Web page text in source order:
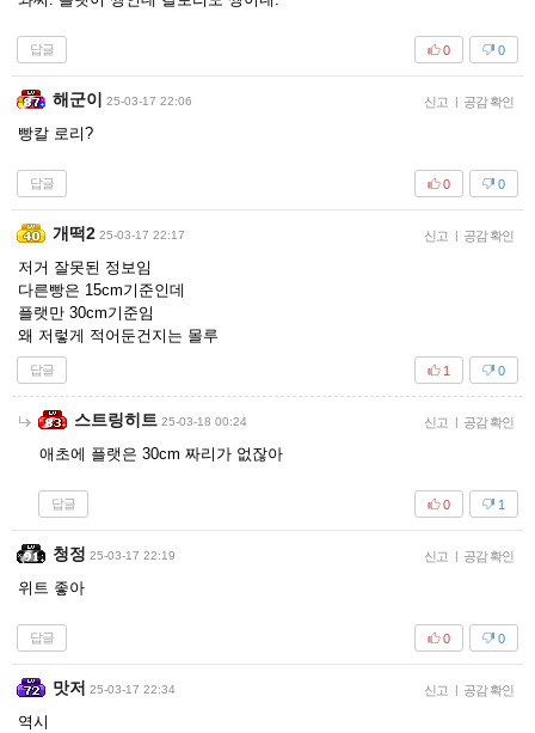
답글 0
0
해군이 25-03-17 22:06 신고 공감 확인
빵칼 로리?
답글 0
0
개떡2 25-03-17 22:17 신고 공감 확인
저거 잘못된 정보임
다른빵은 15cm기준인데
플랫만 30cm기준임
왜 저렇게 적어둔건지는 몰루
답글 0
1
스트링히트 25-03-18 00:24 신고 공감 확인
애초에 플랫은 30cm 짜리가 없잖아
답글 1
0
청정 25-03-17 22:19 신고 공감 확인
위트 좋아
답글 0
0
맛저 25-03-17 22:34 신고 공감 확인
역시